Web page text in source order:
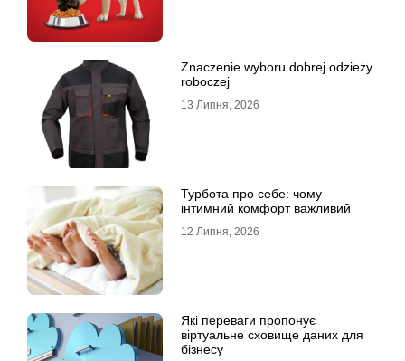
Znaczenie wyboru dobrej odzieży
roboczej
13 Липня, 2026
Турбота про себе: чому
інтимний комфорт важливий
12 Липня, 2026
Які переваги пропонує
віртуальне сховище даних для
бізнесу